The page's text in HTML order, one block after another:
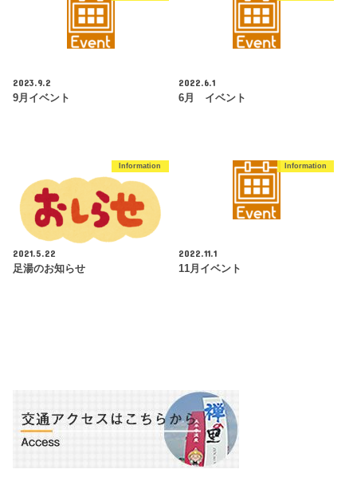
2023.9.2
9月イベント
2022.6.1
6月 イベント
Information
2021.5.22
足湯のお知らせ
Information
2022.11.1
11月イベント